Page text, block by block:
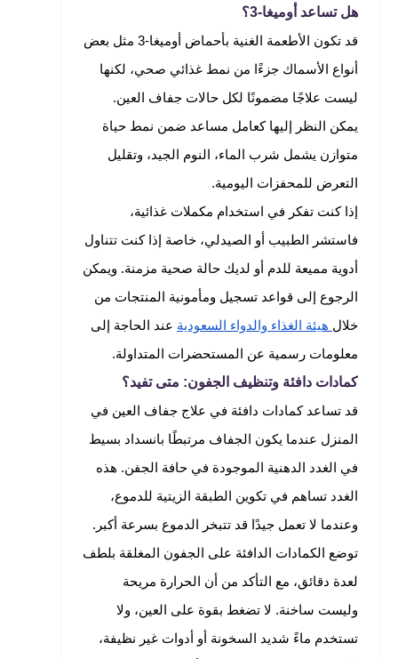
هل تساعد أوميغا-3؟
قد تكون الأطعمة الغنية بأحماض أوميغا-3 مثل بعض
أنواع الأسماك جزءًا من نمط غذائي صحي، لكنها
ليست علاجًا مضمونًا لكل حالات جفاف العين.
يمكن النظر إليها كعامل مساعد ضمن نمط حياة
متوازن يشمل شرب الماء، النوم الجيد، وتقليل
التعرض للمحفزات اليومية.
إذا كنت تفكر في استخدام مكملات غذائية،
فاستشر الطبيب أو الصيدلي، خاصة إذا كنت تتناول
أدوية مميعة للدم أو لديك حالة صحية مزمنة. ويمكن
الرجوع إلى قواعد تسجيل ومأمونية المنتجات من
خلال هيئة الغذاء والدواء السعودية عند الحاجة إلى
معلومات رسمية عن المستحضرات المتداولة.
كمادات دافئة وتنظيف الجفون: متى تفيد؟
قد تساعد كمادات دافئة في علاج جفاف العين في
المنزل عندما يكون الجفاف مرتبطًا بانسداد بسيط
في الغدد الدهنية الموجودة في حافة الجفن. هذه
الغدد تساهم في تكوين الطبقة الزيتية للدموع،
وعندما لا تعمل جيدًا قد تتبخر الدموع بسرعة أكبر.
توضع الكمادات الدافئة على الجفون المغلقة بلطف
لعدة دقائق، مع التأكد من أن الحرارة مريحة
وليست ساخنة. لا تضغط بقوة على العين، ولا
تستخدم ماءً شديد السخونة أو أدوات غير نظيفة،